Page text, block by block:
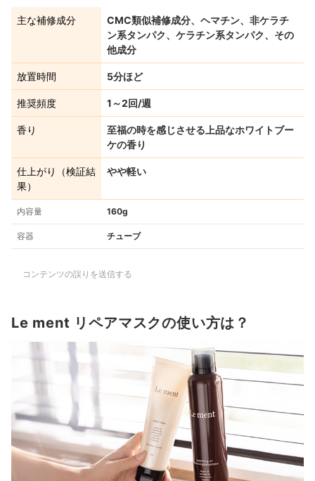
主な補修成分
CMC類似補修成分、ヘマチン、非ケラチ
ン系タンパク、ケラチン系タンパク、その
他成分
放置時間 5分ほど
推奨頻度 1～2回/週
香り
至福の時を感じさせる上品なホワイトブー
ケの香り
仕上がり（検証結
果）
やや軽い
内容量 160g
容器 チューブ
コンテンツの誤りを送信する
Le ment リペアマスクの使い方は？